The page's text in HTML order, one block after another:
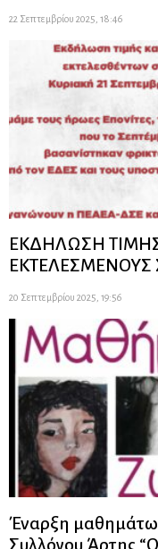
22 Σεπτεμβρίου 2025, 18:46
ΕΚΔΗΛΩΣΗ
20 Σεπτεμβρίου 2025, 19:56
Έναρξη
Συλλόγου Άρτης